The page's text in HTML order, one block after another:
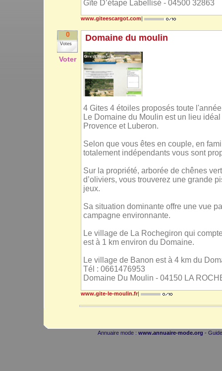
Gîte D’étape Labellisé - 04500 32863
www.giteescargot.com
0
Votes
Voter
Domaine du moulin
4 Gites 4 étoiles proposés toute
Le Domaine du Moulin est un lieu
Provence et Luberon.
Selon que vous êtes en couple, en
totalement indépendants vous sont
Sur la propriété, arborée de chênes
d’oliviers, vous trouverez une grande
jeux.
Sa situation dominante offre une vue
campagne environnante.
Le village de La Rochegiron qui
est à 1 km environ du Domaine.
Le village de Banon est à 4 km du
Tél : 0661476953
Domaine Du Moulin - 04150 LA
www.gite-le-moulin.fr|
Annuaire mode : www.annuaire-mode.org -